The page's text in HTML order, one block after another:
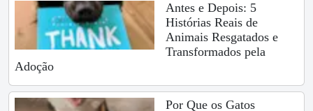
Antes e Depois: 5
Histórias Reais de
Animais Resgatados e
Transformados pela
Adoção
Por Que os Gatos